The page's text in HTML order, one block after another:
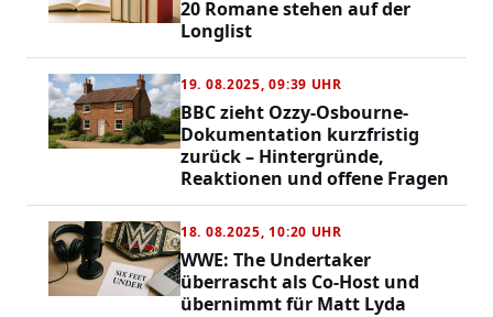
20 Romane stehen auf der
Longlist
19. 08.2025, 09:39 UHR
BBC zieht Ozzy-Osbourne-
Dokumentation kurzfristig
zurück – Hintergründe,
Reaktionen und offene Fragen
18. 08.2025, 10:20 UHR
WWE: The Undertaker
überrascht als Co-Host und
übernimmt für Matt Lyda